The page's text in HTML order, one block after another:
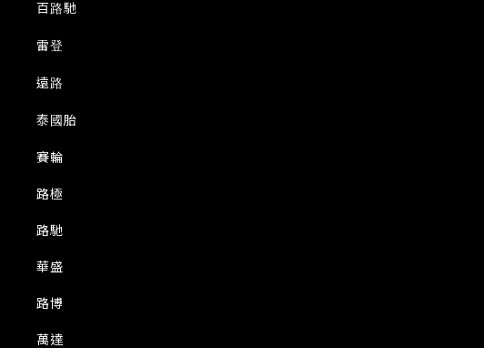
百路馳
雷登
遠路
泰國胎
賽輪
路極
路馳
華盛
路博
萬達